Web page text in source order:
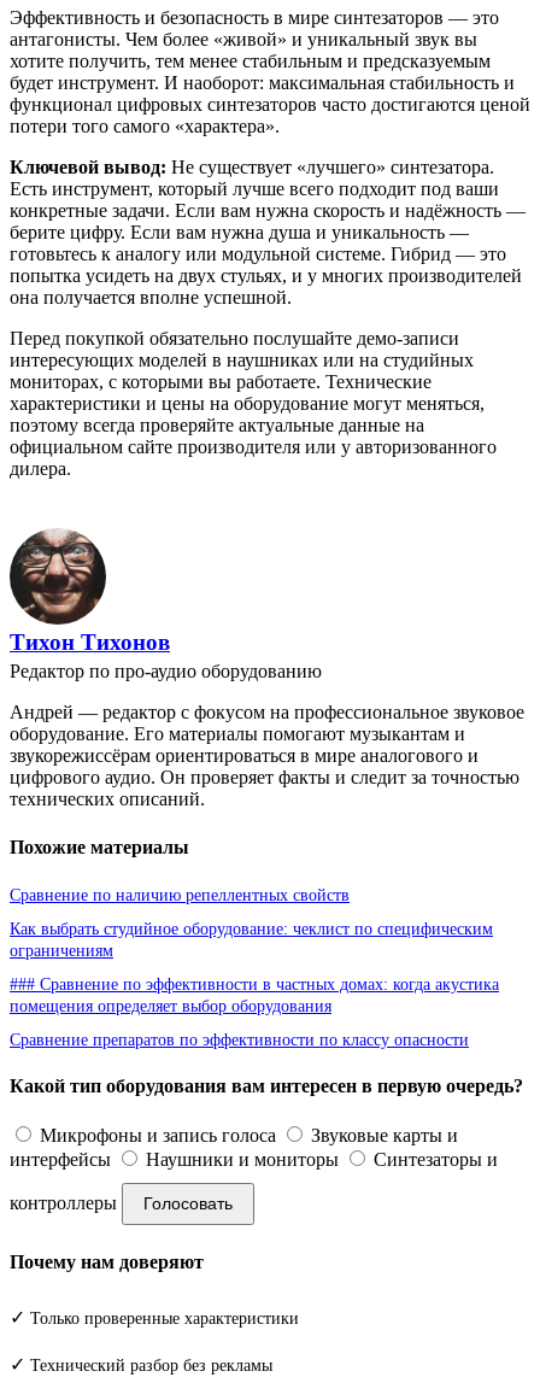
Эффективность и безопасность в мире синтезаторов — это
антагонисты. Чем более «живой» и уникальный звук вы
хотите получить, тем менее стабильным и предсказуемым
будет инструмент. И наоборот: максимальная стабильность и
функционал цифровых синтезаторов часто достигаются ценой
потери того самого «характера».
Ключевой вывод: Не существует «лучшего» синтезатора.
Есть инструмент, который лучше всего подходит под ваши
конкретные задачи. Если вам нужна скорость и надёжность —
берите цифру. Если вам нужна душа и уникальность —
готовьтесь к аналогу или модульной системе. Гибрид — это
попытка усидеть на двух стульях, и у многих производителей
она получается вполне успешной.
Перед покупкой обязательно послушайте демо-записи
интересующих моделей в наушниках или на студийных
мониторах, с которыми вы работаете. Технические
характеристики и цены на оборудование могут меняться,
поэтому всегда проверяйте актуальные данные на
официальном сайте производителя или у авторизованного
дилера.
Тихон Тихонов
Редактор по про-аудио оборудованию
Андрей — редактор с фокусом на профессиональное звуковое
оборудование. Его материалы помогают музыкантам и
звукорежиссёрам ориентироваться в мире аналогового и
цифрового аудио. Он проверяет факты и следит за точностью
технических описаний.
Похожие материалы
Сравнение по наличию репеллентных свойств
Как выбрать студийное оборудование: чеклист по специфическим
ограничениям
### Сравнение по эффективности в частных домах: когда акустика
помещения определяет выбор оборудования
Сравнение препаратов по эффективности по классу опасности
Какой тип оборудования вам интересен в первую очередь?
Микрофоны и запись голоса
Звуковые карты и
интерфейсы
Наушники и мониторы Синтезаторы и
контроллеры Голосовать
Почему нам доверяют
✓ Только проверенные характеристики
✓ Технический разбор без рекламы